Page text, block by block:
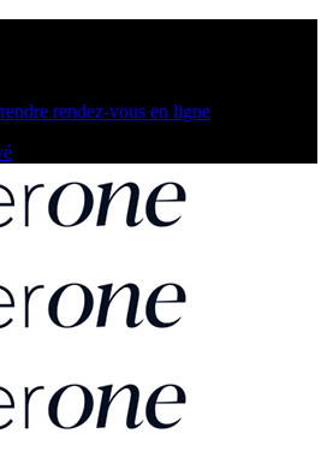
rendez-vous en ligne